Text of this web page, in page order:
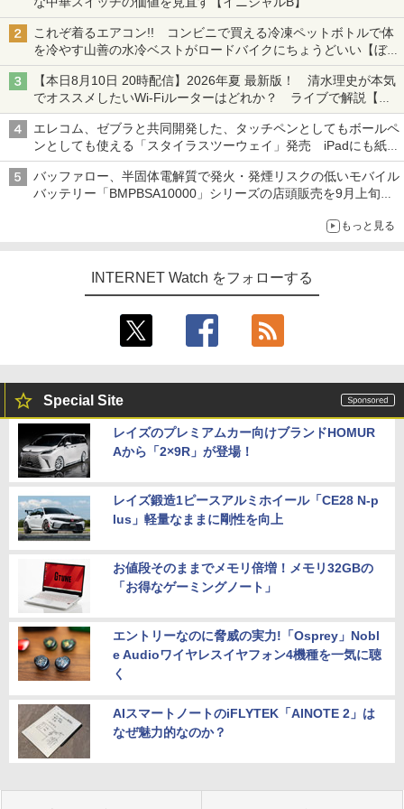
これぞ着るエアコン!! コンビニで買える冷凍ペットボトルで体
を冷やす山善の水冷ベストがロードバイクにちょうどいい【ぼっ
ち・ざ・ろーど！その14】【空いた時間でなにしてる？】
【本日8月10日 20時配信】2026年夏 最新版！ 清水理史が本気
でオススメしたいWi-Fiルーターはどれか？ ライブで解説【清
水理史の「イニシャルB」チャンネル】
エレコム、ゼブラと共同開発した、タッチペンとしてもボールペ
ンとしても使える「スタイラスツーウェイ」発売 iPadにも紙に
も、持ち替えずに書き込める
バッファロー、半固体電解質で発火・発煙リスクの低いモバイル
バッテリー「BMPBSA10000」シリーズの店頭販売を9月上旬に
もっと見る
INTERNET Watch をフォローする
Special Site
レイズのプレミアムカー向けブランドHOMUR
Aから「2×9R」が登場！
レイズ鍛造1ピースアルミホイール「CE28 N-p
lus」軽量なままに剛性を向上
お値段そのままでメモリ倍増！メモリ32GBの
「お得なゲーミングノート」
エントリーなのに脅威の実力!「Osprey」Nobl
e Audioワイヤレスイヤフォン4機種を一気に聴
く
AIスマートノートのiFLYTEK「AINOTE 2」は
なぜ魅力的なのか？